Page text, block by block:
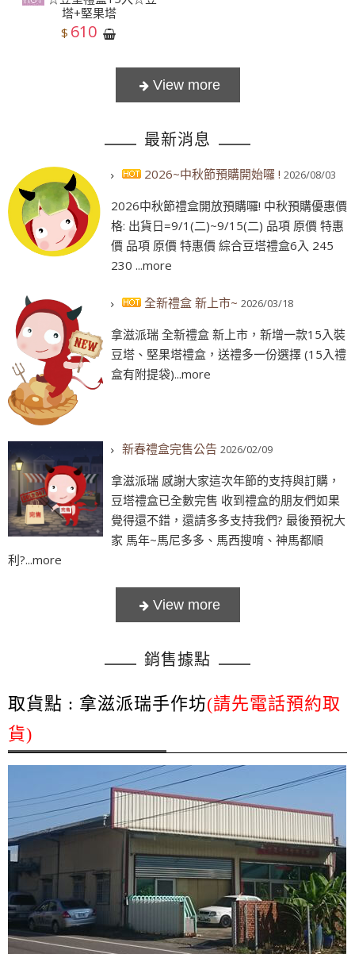
塔+堅果塔
$ 610
最新消息
2026~中秋節預購開始囉 ! 2026/08/03
2026中秋節禮盒開放預購囉! 中秋預購優惠價
格: 出貨日=9/1(二)~9/15(二) 品項 原價 特惠
價 品項 原價 特惠價 綜合豆塔禮盒6入 245
230 ...more
全新禮盒 新上市~ 2026/03/18
拿滋派瑞 全新禮盒 新上市，新增一款15入裝
豆塔、堅果塔禮盒，送禮多一份選擇 (15入禮
盒有附提袋)...more
新春禮盒完售公告 2026/02/09
拿滋派瑞 感謝大家這次年節的支持與訂購，
豆塔禮盒已全數完售 收到禮盒的朋友們如果
覺得還不錯，還請多多支持我們? 最後預祝大
家 馬年~馬尼多多、馬西搜唷、神馬都順
利?...more
銷售據點
取貨點 : 拿滋派瑞手作坊(請先電話預約取
貨)